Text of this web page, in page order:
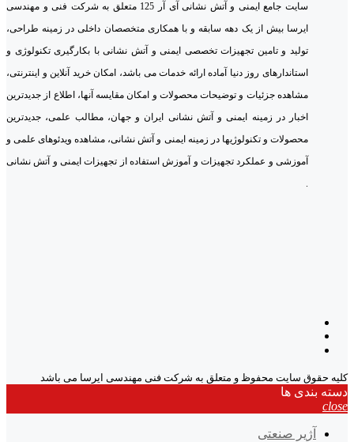
سایت جامع ایمنی و آتش نشانی آی آر 125 متعلق به شرکت فنی و مهندسی
ایرسا بیش از یک دهه سابقه و با همکاری متخصصان داخلی در زمینه طراحی،
تولید و تامین تجهیزات تخصصی ایمنی و آتش نشانی با بکارگیری تکنولوژی و
استاندارهای روز دنیا آماده ارائه خدمات می باشد، امکان خرید آنلاین و اینترنتی،
مشاهده جزئیات و توضیحات محصولات و امکان مقایسه آنها، اطلاع از جدیدترین
اخبار در زمینه ایمنی و آتش نشانی ایران و جهان، مطالب علمی، جدیدترین
محصولات و تکنولوژیها در زمینه ایمنی و آتش نشانی، مشاهده ویدئوهای علمی و
آموزشی و عملکرد تجهیزات و آموزش استفاده از تجهیزات ایمنی و آتش نشانی
.
کلیه حقوق سایت محفوظ و متعلق به شرکت فنی مهندسی ایرسا می باشد
دسته بندی ها
close
آژیر صنعتی